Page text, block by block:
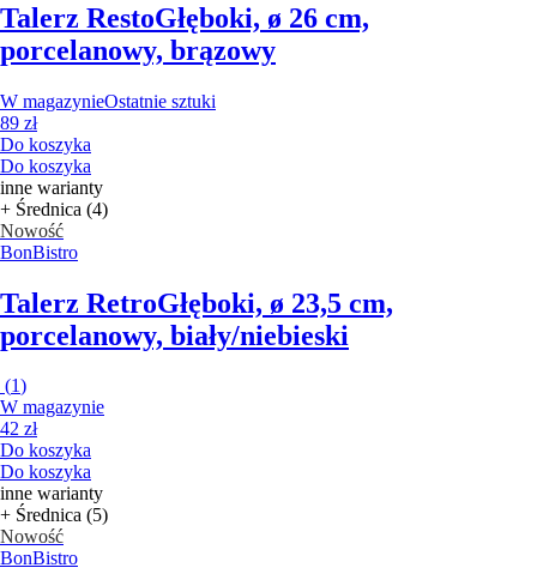
Talerz RestoGłęboki, ø 26 cm,
porcelanowy, brązowy
W magazynieOstatnie sztuki
89 zł
Do koszyka
Do koszyka
inne warianty
+ Średnica (4)
Nowość
BonBistro
Talerz RetroGłęboki, ø 23,5 cm,
porcelanowy, biały/niebieski
(1)
W magazynie
42 zł
Do koszyka
Do koszyka
inne warianty
+ Średnica (5)
Nowość
BonBistro